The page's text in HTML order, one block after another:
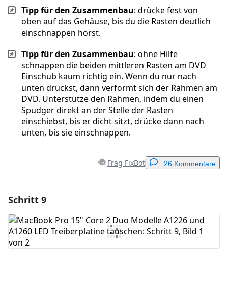
Tipp für den Zusammenbau: drücke fest von
oben auf das Gehäuse, bis du die Rasten deutlich
einschnappen hörst.
Tipp für den Zusammenbau: ohne Hilfe
schnappen die beiden mittleren Rasten am DVD
Einschub kaum richtig ein. Wenn du nur nach
unten drückst, dann verformt sich der Rahmen am
DVD. Unterstütze den Rahmen, indem du einen
Spudger direkt an der Stelle der Rasten
einschiebst, bis er dicht sitzt, drücke dann nach
unten, bis sie einschnappen.
Frag FixBot 26 Kommentare
Kommentar hinzufügen
Schritt 9